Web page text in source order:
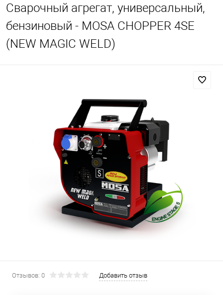
Сварочный агрегат, универсальный,
бензиновый - MOSA CHOPPER 4SE
(NEW MAGIC WELD)
Отзывов: 0 Добавить отзыв